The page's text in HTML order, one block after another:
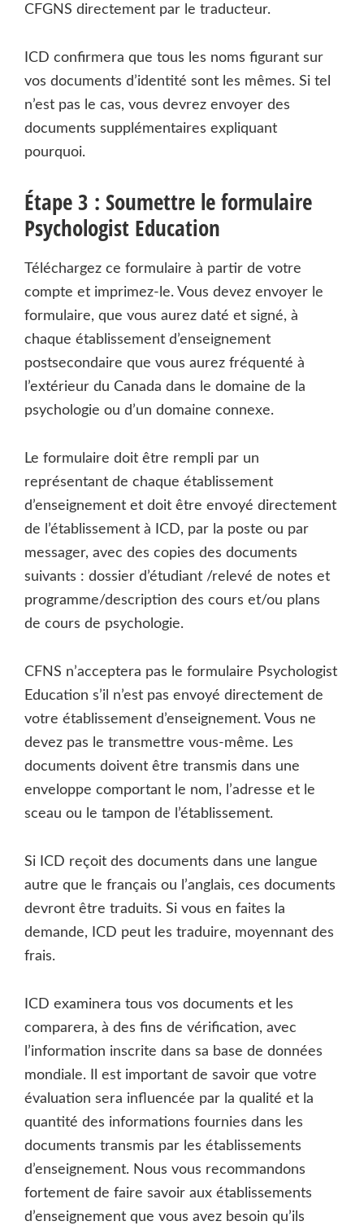
CFGNS directement par le traducteur.
ICD confirmera que tous les noms figurant sur
vos documents d’identité sont les mêmes. Si tel
n’est pas le cas, vous devrez envoyer des
documents supplémentaires expliquant
pourquoi.
Étape 3 : Soumettre le formulaire
Psychologist Education
Téléchargez ce formulaire à partir de votre
compte et imprimez-le. Vous devez envoyer le
formulaire, que vous aurez daté et signé, à
chaque établissement d’enseignement
postsecondaire que vous aurez fréquenté à
l’extérieur du Canada dans le domaine de la
psychologie ou d’un domaine connexe.
Le formulaire doit être rempli par un
représentant de chaque établissement
d’enseignement et doit être envoyé directement
de l’établissement à ICD, par la poste ou par
messager, avec des copies des documents
suivants : dossier d’étudiant /relevé de notes et
programme/description des cours et/ou plans
de cours de psychologie.
CFNS n’acceptera pas le formulaire Psychologist
Education s’il n’est pas envoyé directement de
votre établissement d’enseignement. Vous ne
devez pas le transmettre vous-même. Les
documents doivent être transmis dans une
enveloppe comportant le nom, l’adresse et le
sceau ou le tampon de l’établissement.
Si ICD reçoit des documents dans une langue
autre que le français ou l’anglais, ces documents
devront être traduits. Si vous en faites la
demande, ICD peut les traduire, moyennant des
frais.
ICD examinera tous vos documents et les
comparera, à des fins de vérification, avec
l’information inscrite dans sa base de données
mondiale. Il est important de savoir que votre
évaluation sera influencée par la qualité et la
quantité des informations fournies dans les
documents transmis par les établissements
d’enseignement. Nous vous recommandons
fortement de faire savoir aux établissements
d’enseignement que vous avez besoin qu’ils